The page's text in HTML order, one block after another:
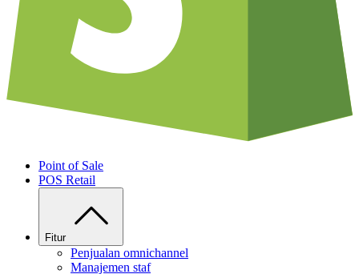
Point of Sale
POS Retail
Fitur
Penjualan omnichannel
Manajemen staf